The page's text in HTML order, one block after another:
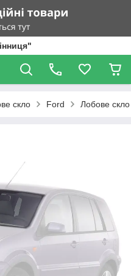
скло Ford Лобове